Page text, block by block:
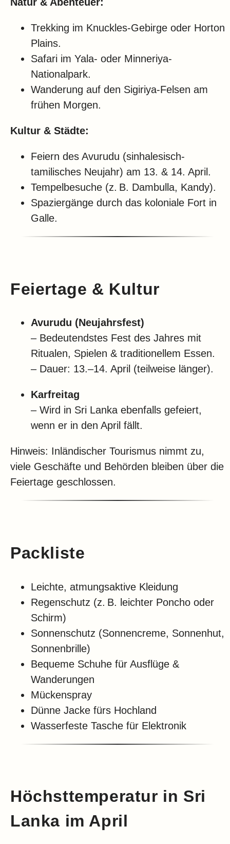
Trekking im Knuckles-Gebirge oder Horton
Plains.
Safari im Yala- oder Minneriya-
Nationalpark.
Wanderung auf den Sigiriya-Felsen am
frühen Morgen.
Kultur & Städte:
Feiern des Avurudu (sinhalesisch-
tamilisches Neujahr) am 13. & 14. April.
Tempelbesuche (z. B. Dambulla, Kandy).
Spaziergänge durch das koloniale Fort in
Galle.
Feiertage & Kultur
Avurudu (Neujahrsfest)
– Bedeutendstes Fest des Jahres mit
Ritualen, Spielen & traditionellem Essen.
– Dauer: 13.–14. April (teilweise länger).
Karfreitag
– Wird in Sri Lanka ebenfalls gefeiert,
wenn er in den April fällt.
Hinweis: Inländischer Tourismus nimmt zu,
viele Geschäfte und Behörden bleiben über die
Feiertage geschlossen.
Packliste
Leichte, atmungsaktive Kleidung
Regenschutz (z. B. leichter Poncho oder
Schirm)
Sonnenschutz (Sonnencreme, Sonnenhut,
Sonnenbrille)
Bequeme Schuhe für Ausflüge &
Wanderungen
Mückenspray
Dünne Jacke fürs Hochland
Wasserfeste Tasche für Elektronik
Höchsttemperatur in Sri
Lanka im April